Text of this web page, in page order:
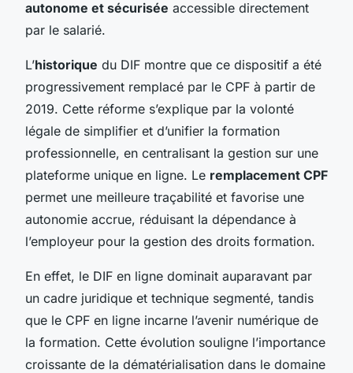
autonome et sécurisée accessible directement
par le salarié.
L’historique du DIF montre que ce dispositif a été
progressivement remplacé par le CPF à partir de
2019. Cette réforme s’explique par la volonté
légale de simplifier et d’unifier la formation
professionnelle, en centralisant la gestion sur une
plateforme unique en ligne. Le remplacement CPF
permet une meilleure traçabilité et favorise une
autonomie accrue, réduisant la dépendance à
l’employeur pour la gestion des droits formation.
En effet, le DIF en ligne dominait auparavant par
un cadre juridique et technique segmenté, tandis
que le CPF en ligne incarne l’avenir numérique de
la formation. Cette évolution souligne l’importance
croissante de la dématérialisation dans le domaine